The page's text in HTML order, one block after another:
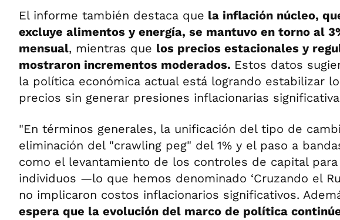
El informe también destaca que la inflación núcleo,
excluye alimentos y energía, se mantuvo en torno al
mensual, mientras que los precios estacionales y
mostraron incrementos moderados. Estos datos
la política económica actual está logrando estabilizar
precios sin generar presiones inflacionarias
"En términos generales, la unificación del tipo de
eliminación del "crawling peg" del 1% y el paso a
como el levantamiento de los controles de capital para
individuos —lo que hemos denominado ‘Cruzando el
no implicaron costos inflacionarios significativos.
espera que la evolución del marco de política